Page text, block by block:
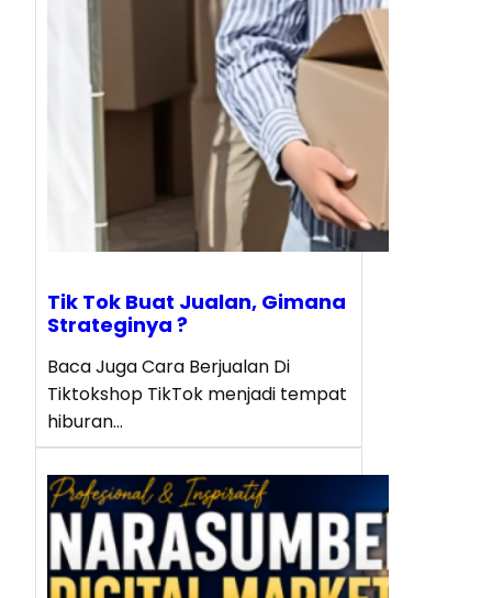
Tik Tok Buat Jualan, Gimana
Strateginya ?
Baca Juga Cara Berjualan Di
Tiktokshop TikTok menjadi tempat
hiburan…